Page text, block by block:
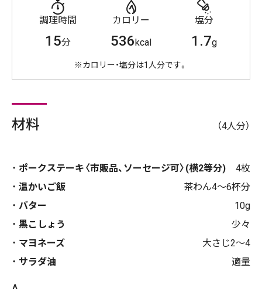
調理時間
15分
カロリー
536kcal
塩分
1.7g
※カロリー・塩分は1人分です。
材料 （4人分）
ポークステーキ〈市販品、ソーセージ可〉(横2等分)
4枚
温かいご飯
茶わん4〜6杯分
バター
10g
黒こしょう
少々
マヨネーズ
大さじ2〜4
サラダ油
適量